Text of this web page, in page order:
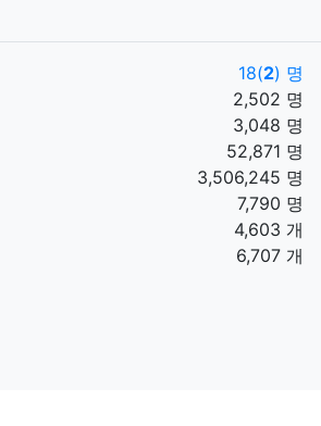
18(2) 명
2,502 명
3,048 명
52,871 명
3,506,245 명
7,790 명
4,603 개
6,707 개